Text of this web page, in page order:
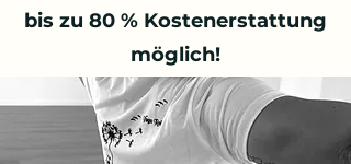
bis zu 80 % Kostenerstattung
möglich!